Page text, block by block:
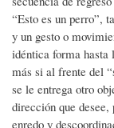
“Esto es un perro”,
y un gesto o
idéntica forma
más si al frente del
se le entrega otro
dirección que desee,
enredo y